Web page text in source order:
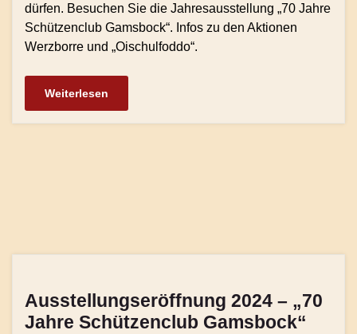
dürfen. Besuchen Sie die Jahresausstellung „70 Jahre
Schützenclub Gamsbock“. Infos zu den Aktionen
Werzborre und „Oischulfoddo“.
Weiterlesen
Ausstellungseröffnung 2024 – „70
Jahre Schützenclub Gamsbock“